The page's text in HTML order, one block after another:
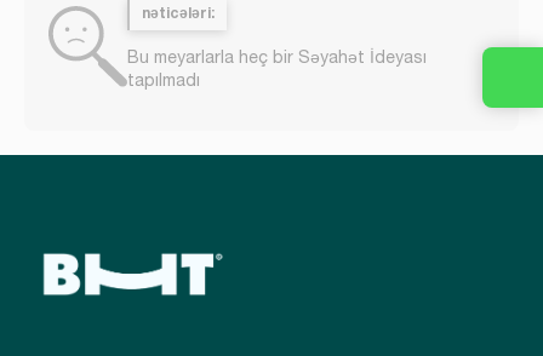
nəticələri:
Bu meyarlarla heç bir Səyahət İdeyası
tapılmadı